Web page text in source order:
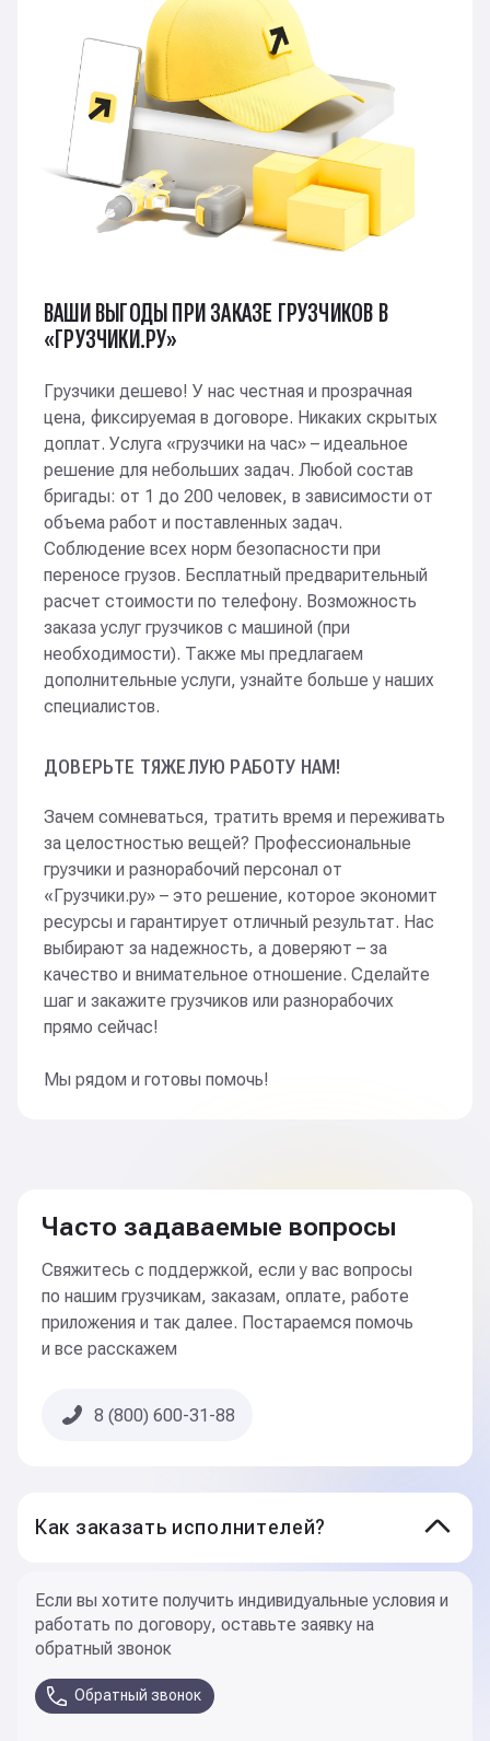
Разгружали с вертолета тесты на коронавирус.
Также стикеровка и маркировка лекарств
МТК
Реконструкция школы: оттирали старую краску,
меняли двери, окна
Избирательные участки
На выборах мэра Москвы (2023) готовили
избирательные участки, расставляли мебель
Стадион «Лужники»
На реконструкции: демонтировали стену и кровлю,
носили камни по 50–50 кг
Сбербанк
Занесли и расставили мебель в новом офисе
на Кутузовском проспекте
Дали 100 человек для массовки
Лаборатория Emansi
Упаковали и простикеровали косметику
Факел-БК
Учебник
Привозим в школы книги, тетради, столы, стулья
ГК Zenden
по 50 человек в день
НИК
ВАШИ ВЫГОДЫ ПРИ ЗАКАЗЕ ГРУЗЧИКОВ В
«ГРУЗЧИКИ.РУ»
Грузчики дешево! У нас честная и прозрачная
цена, фиксируемая в договоре. Никаких скрытых
доплат. Услуга «грузчики на час» – идеальное
решение для небольших задач. Любой состав
бригады: от 1 до 200 человек, в зависимости от
объема работ и поставленных задач.
Соблюдение всех норм безопасности при
переносе грузов. Бесплатный предварительный
расчет стоимости по телефону. Возможность
заказа услуг грузчиков с машиной (при
необходимости). Также мы предлагаем
дополнительные услуги, узнайте больше у наших
специалистов.
ДОВЕРЬТЕ ТЯЖЕЛУЮ РАБОТУ НАМ!
Зачем сомневаться, тратить время и переживать
за целостностью вещей? Профессиональные
грузчики и разнорабочий персонал от
«Грузчики.ру» – это решение, которое экономит
ресурсы и гарантирует отличный результат. Нас
выбирают за надежность, а доверяют – за
качество и внимательное отношение. Сделайте
шаг и закажите грузчиков или разнорабочих
прямо сейчас!
Мы рядом и готовы помочь!
Часто задаваемые вопросы
Свяжитесь с поддержкой, если у вас вопросы
по нашим грузчикам, заказам, оплате, работе
приложения и так далее. Постараемся помочь
и все расскажем
8 (800) 600-31-88
Как заказать исполнителей?
Если вы хотите получить индивидуальные условия и
работать по договору, оставьте заявку на
обратный звонок
Обратный звонок